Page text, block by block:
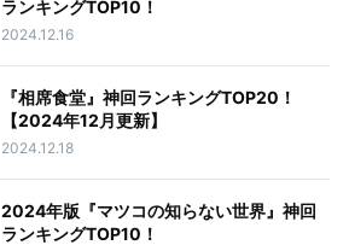
ランキングTOP10！
2024.12.16
『相席食堂』神回ランキングTOP20！
【2024年12月更新】
2024.12.18
2024年版『マツコの知らない世界』神回
ランキングTOP10！